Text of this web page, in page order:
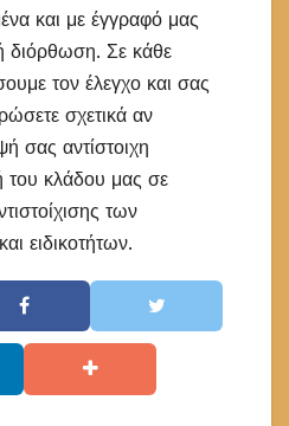
και με έγγραφό μας
διόρθωση. Σε κάθε
τον έλεγχο και σας
σχετικά αν
σας αντίστοιχη
του κλάδου μας σε
των
ειδικοτήτων.